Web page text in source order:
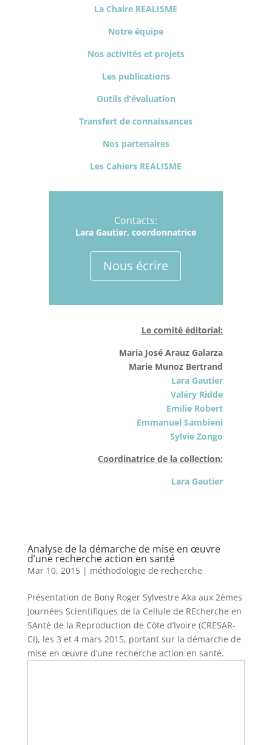
La Chaire REALISME
Notre équipe
Nos activités et projets
Les publications
Outils d’évaluation
Transfert de connaissances
Nos partenaires
Les Cahiers REALISME
Contacts:
Lara Gautier, coordonnatrice
Nous écrire
Le comité éditorial:
Maria José Arauz Galarza
Marie Munoz Bertrand
Lara Gautier
Valéry Ridde
Emilie Robert
Emmanuel Sambieni
Sylvie Zongo
Coordinatrice de la collection:
Lara Gautier
Analyse de la démarche de mise en œuvre
d’une recherche action en santé
Mar 10, 2015| méthodologie de recherche
Présentation de Bony Roger Sylvestre Aka aux 2èmes
Journées Scientifiques de la Cellule de REcherche en
SAnté de la Reproduction de Côte d’Ivoire (CRESAR-
CI), les 3 et 4 mars 2015, portant sur la démarche de
mise en œuvre d’une recherche action en santé.